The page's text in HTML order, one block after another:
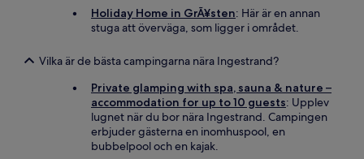
Holiday Home in GrÃ¥sten: Här är en annan
stuga att överväga, som ligger i området.
Vilka är de bästa campingarna nära Ingestrand?
Private glamping with spa, sauna & nature –
accommodation for up to 10 guests: Upplev
lugnet när du bor nära Ingestrand. Campingen
erbjuder gästerna en inomhuspool, en
bubbelpool och en kajak.